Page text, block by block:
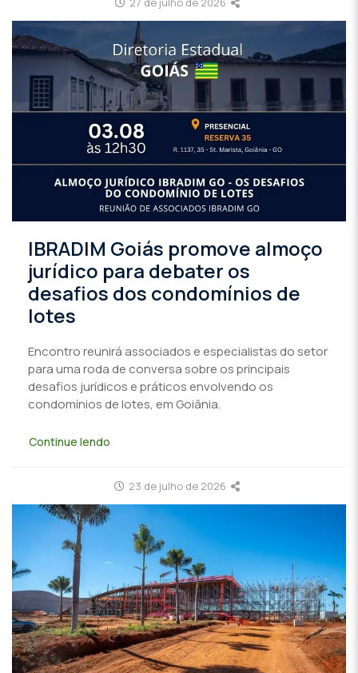
IBRADIM Goiás promove almoço
jurídico para debater os
desafios dos condomínios de
lotes
Encontro reunirá associados e especialistas do setor
para uma roda de conversa sobre os principais
desafios jurídicos e práticos envolvendo os
condomínios de lotes, em Goiânia.
Continue lendo
23 de julho de 2026